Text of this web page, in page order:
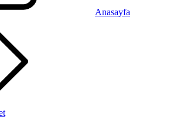
Anasayfa